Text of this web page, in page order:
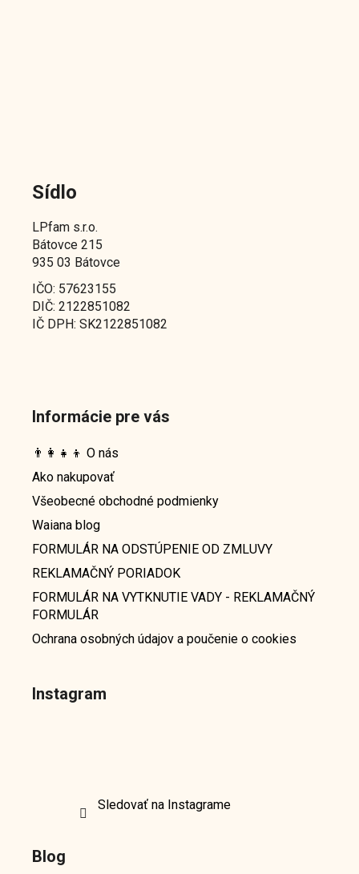
Sídlo
LPfam s.r.o.
Bátovce 215
935 03 Bátovce
IČO: 57623155
DIČ: 2122851082
IČ DPH: SK2122851082
Informácie pre vás
👨‍👩‍👧‍👦 O nás
Ako nakupovať
Všeobecné obchodné podmienky
Waiana blog
FORMULÁR NA ODSTÚPENIE OD ZMLUVY
REKLAMAČNÝ PORIADOK
FORMULÁR NA VYTKNUTIE VADY - REKLAMAČNÝ
FORMULÁR
Ochrana osobných údajov a poučenie o cookies
Instagram
Sledovať na Instagrame
Blog